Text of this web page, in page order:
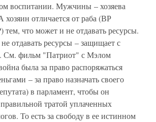
воспитании. Мужчины – хозяева
хозяин отличается от раба (ВР
тем, что может и не отдавать ресурсы.
отдавать ресурсы – защищает с
См. фильм "Патриот" с Мэлом
была за право распоряжаться
– за право назначать своего
в парламент, чтобы он
тратой уплаченных
То есть за свободу в ее истинном